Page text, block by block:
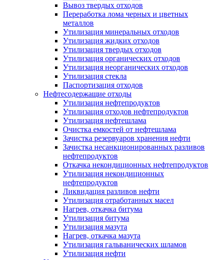
Вывоз твердых отходов
Переработка лома черных и цветных
металлов
Утилизация минеральных отходов
Утилизация жидких отходов
Утилизация твердых отходов
Утилизация органических отходов
Утилизация неорганических отходов
Утилизация стекла
Паспортизация отходов
Нефтесодержащие отходы
Утилизация нефтепродуктов
Утилизация отходов нефтепродуктов
Утилизация нефтешлама
Очистка емкостей от нефтешлама
Зачистка резервуаров хранения нефти
Зачистка несанкционированных разливов
нефтепродуктов
Откачка некондиционных нефтепродуктов
Утилизация некондиционных
нефтепродуктов
Ликвидация разливов нефти
Утилизация отработанных масел
Нагрев, откачка битума
Утилизация битума
Утилизация мазута
Нагрев, откачка мазута
Утилизация гальванических шламов
Утилизация нефти